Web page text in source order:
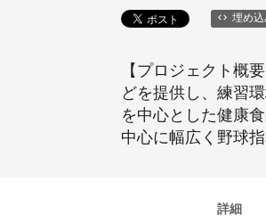
埋め
【プロジェクト概
どを提供し、練習
を中心とした健康
中心に幅広く野球
詳細